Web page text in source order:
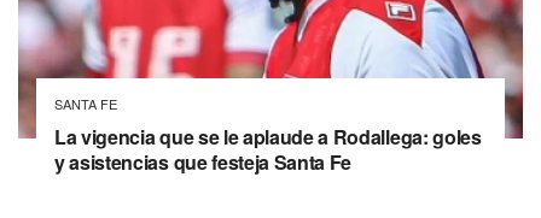
SANTA FE
La vigencia que se le aplaude a Rodallega: goles
y asistencias que festeja Santa Fe